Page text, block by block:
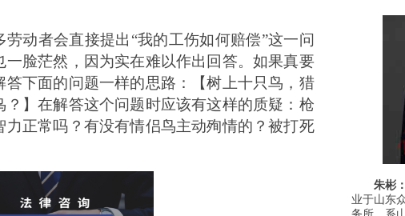
动者会直接提出 “我的工伤如何赔偿”这一问
脸茫然，因为实在难以作出回答。如果真要
下面的问题一样的思路：【树上十只鸟，猎
】在解答这个问题时应该有这样的质疑：枪
正常吗？有没有情侣鸟主动殉情的？被打死
朱彬
业于山东